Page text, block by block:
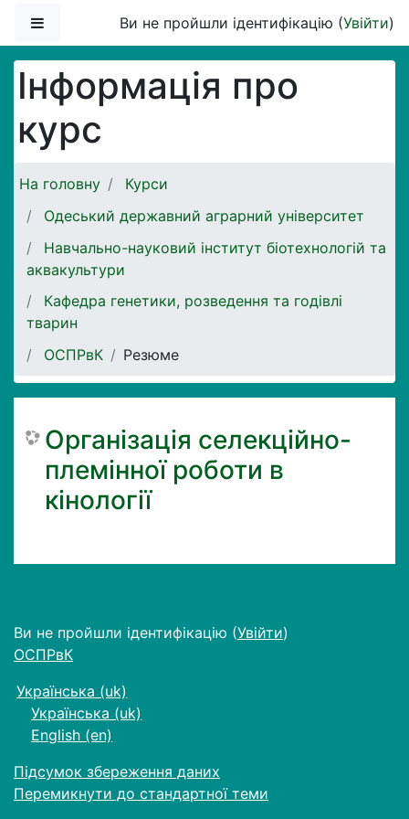
Бокова панельВи не пройшли ідентифікацію (Увійти)
Інформація про
курс
На головну
Курси
Одеський державний аграрний університет
Навчально-науковий інститут біотехнологій та
аквакультури
Кафедра генетики, розведення та годівлі
тварин
ОСПРвК
Резюме
Організація селекційно-
племінної роботи в
кінології
Ви не пройшли ідентифікацію (Увійти)
ОСПРвК
Українська ‎(uk)‎
Українська ‎(uk)‎
English ‎(en)‎
Підсумок збереження даних
Перемикнути до стандартної теми